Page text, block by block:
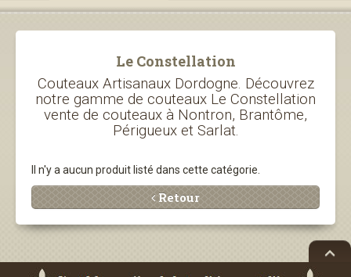
Le Constellation
Couteaux Artisanaux Dordogne. Découvrez
notre gamme de couteaux Le Constellation
vente de couteaux à Nontron, Brantôme,
Périgueux et Sarlat.
Il n'y a aucun produit listé dans cette catégorie.
Retour